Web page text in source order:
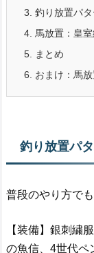
3. 釣り放置パ
4. 馬放置：皇
5.
まとめ
6.
おまけ：馬
釣り放置パ
普段のやり方で
【装備】銀刺繍
の魚信、4世代ペ